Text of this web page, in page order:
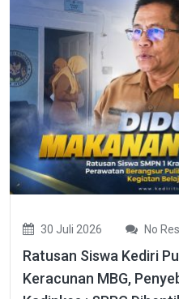
30 Juli 2026 No
Ratusan Siswa Kediri
Keracunan MBG,